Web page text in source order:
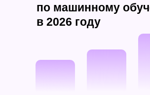
по машинному
в 2026 году